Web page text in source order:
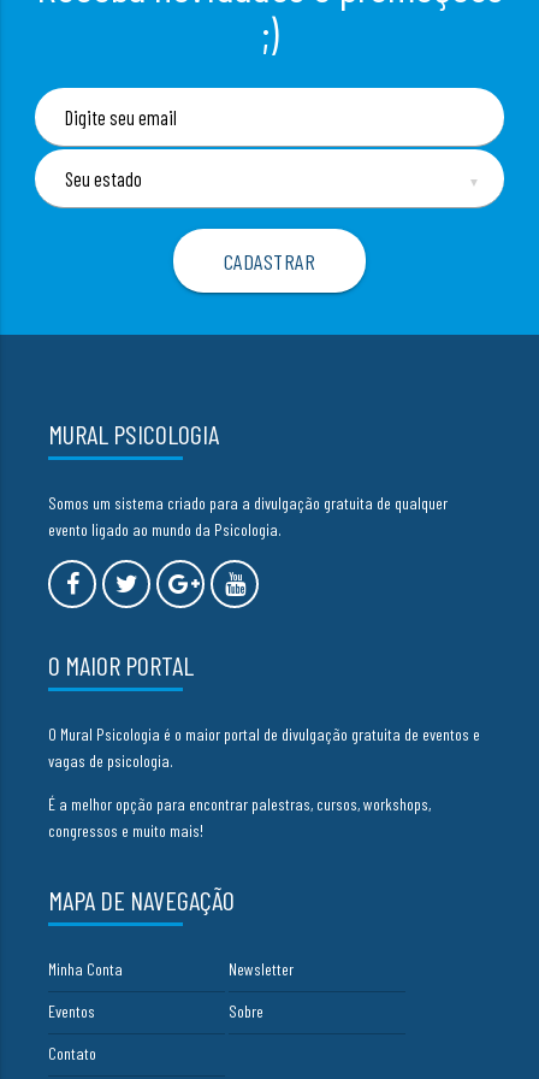
;)
▼
MURAL PSICOLOGIA
Somos um sistema criado para a divulgação gratuita de qualquer
evento ligado ao mundo da Psicologia.
O MAIOR PORTAL
O Mural Psicologia é o maior portal de divulgação gratuita de eventos e
vagas de psicologia.
É a melhor opção para encontrar palestras, cursos, workshops,
congressos e muito mais!
MAPA DE NAVEGAÇÃO
Minha Conta Newsletter
Eventos Sobre
Contato